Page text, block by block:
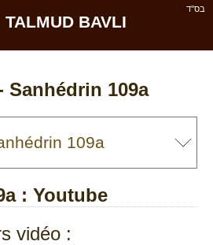
בס''ד
TALMUD BAVLI
Sanhédrin 109a
: Youtube
vidéo :